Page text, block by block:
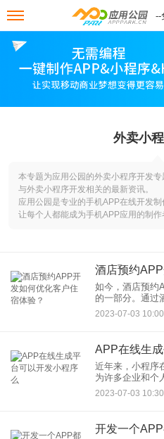
--
外卖小
本专题为应用公园的外卖小程序开发
与外卖小程序开发相关的最新资讯。
应用公园是专业的手机APP在线开发
让每个人都能成为手机APP应用的制作
如今，酒店预约
的一部分。通过
览酒店信息、预
客户住宿体验是
2023-07-03 10:00
APP在线生
近年来，小程序
为许多企业和个
在线生成平台也
简便的移动应用
2023-07-03 10:30
开发一个